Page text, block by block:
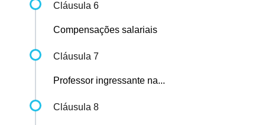
Cláusula 6
Compensações salariais
Cláusula 7
Professor ingressante na...
Cláusula 8